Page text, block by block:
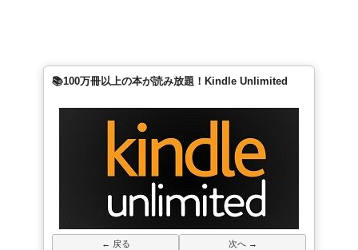
📚100万冊以上の本が読み放題！Kindle Unlimited
← 戻る 次へ →